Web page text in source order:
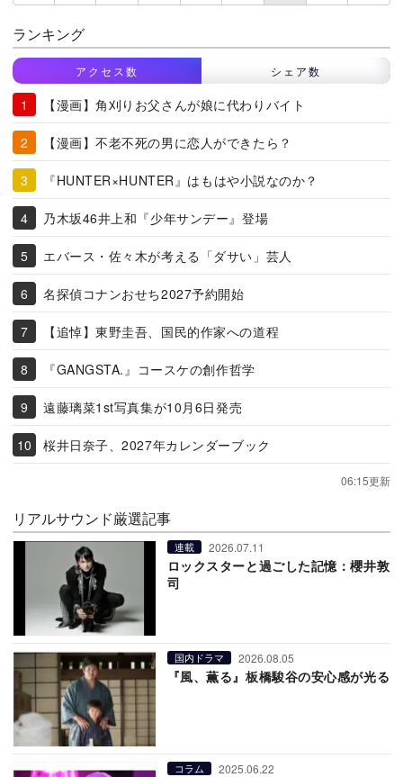
ランキング
アクセス数 シェア数
【漫画】角刈りお父さんが娘に代わりバイト
【漫画】不老不死の男に恋人ができたら？
『HUNTER×HUNTER』はもはや小説なのか？
乃木坂46井上和『少年サンデー』登場
エバース・佐々木が考える「ダサい」芸人
名探偵コナンおせち2027予約開始
【追悼】東野圭吾、国民的作家への道程
『GANGSTA.』コースケの創作哲学
遠藤璃菜1st写真集が10月6日発売
桜井日奈子、2027年カレンダーブック
06:15更新
リアルサウンド厳選記事
連載 2026.07.11
ロックスターと過ごした記憶：櫻井敦
司
国内ドラマ 2026.08.05
『風、薫る』板橋駿谷の安心感が光る
コラム 2025.06.22